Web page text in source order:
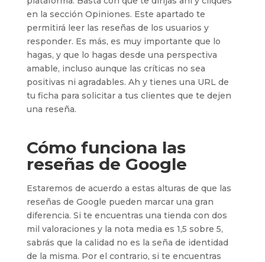
en la sección Opiniones. Este apartado te
permitirá leer las reseñas de los usuarios y
responder. Es más, es muy importante que lo
hagas, y que lo hagas desde una perspectiva
amable, incluso aunque las críticas no sea
positivas ni agradables. Ah y tienes una URL de
tu ficha para solicitar a tus clientes que te dejen
una reseña.
Cómo funciona las
reseñas de Google
Estaremos de acuerdo a estas alturas de que las
reseñas de Google pueden marcar una gran
diferencia. Si te encuentras una tienda con dos
mil valoraciones y la nota media es 1,5 sobre 5,
sabrás que la calidad no es la seña de identidad
de la misma. Por el contrario, si te encuentras